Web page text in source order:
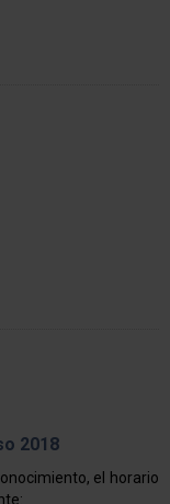
2018
el horario